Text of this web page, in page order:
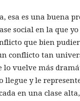
esa es una buena
social en la que
que bien
conflicto tan
lo vuelve más
llegue y le
en una clase